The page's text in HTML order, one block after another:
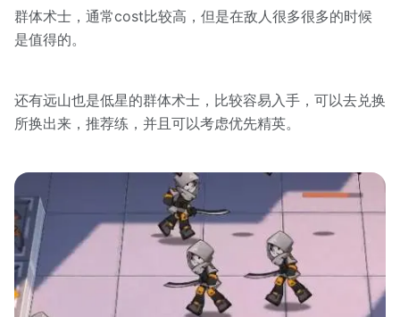
群体术士，通常cost比较高，但是在敌人很多很多的时候
是值得的。
还有远山也是低星的群体术士，比较容易入手，可以去兑换
所换出来，推荐练，并且可以考虑优先精英。